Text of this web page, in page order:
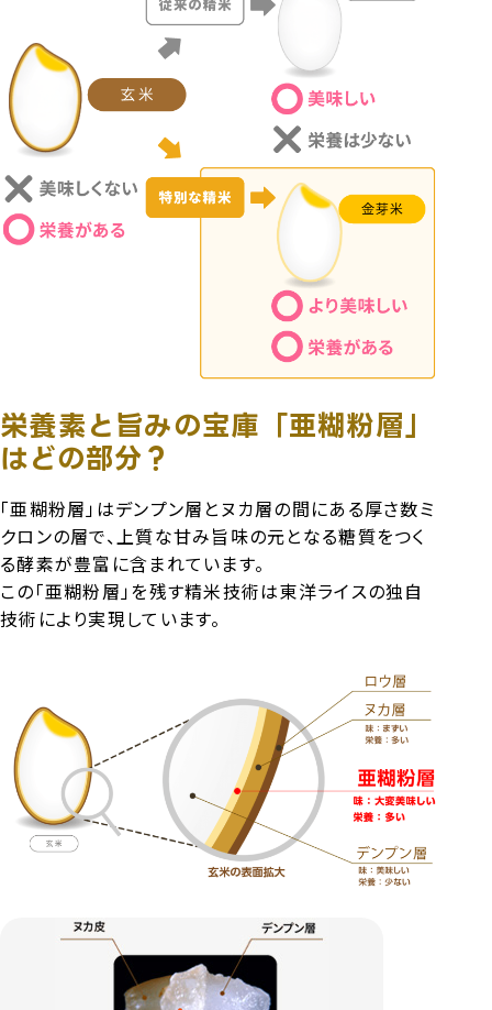
栄養素と旨みの宝庫「亜糊粉層」
はどの部分？
「亜糊粉層」はデンプン層とヌカ層の間にある厚さ数ミ
クロンの層で、上質な甘み旨味の元となる糖質をつく
る酵素が豊富に含まれています。
この「亜糊粉層」を残す精米技術は東洋ライスの独自
技術により実現しています。